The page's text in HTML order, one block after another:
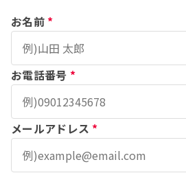
お名前 *
お電話番号 *
メールアドレス *